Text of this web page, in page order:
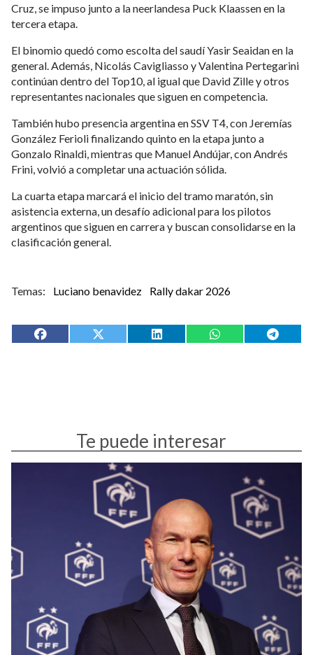
Cruz, se impuso junto a la neerlandesa Puck Klaassen en la
tercera etapa.
El binomio quedó como escolta del saudí Yasir Seaidan en la
general. Además, Nicolás Cavigliasso y Valentina Pertegarini
continúan dentro del Top10, al igual que David Zille y otros
representantes nacionales que siguen en competencia.
También hubo presencia argentina en SSV T4, con Jeremías
González Ferioli finalizando quinto en la etapa junto a
Gonzalo Rinaldi, mientras que Manuel Andújar, con Andrés
Frini, volvió a completar una actuación sólida.
La cuarta etapa marcará el inicio del tramo maratón, sin
asistencia externa, un desafío adicional para los pilotos
argentinos que siguen en carrera y buscan consolidarse en la
clasificación general.
Luciano benavidez Rally dakar 2026
Te puede interesar